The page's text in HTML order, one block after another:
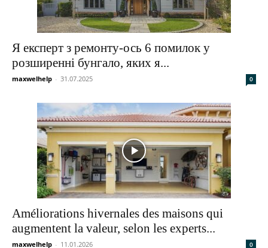
Я експерт з ремонту-ось 6 помилок у
розширенні бунгало, яких я...
maxwelhelp - 31.07.2025 0
Améliorations hivernales des maisons qui
augmentent la valeur, selon les experts...
maxwelhelp - 11.01.2026 0